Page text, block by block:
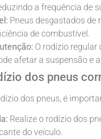
a frequência de
Pneus desgastados de
de combustível.
O rodízio
afetar a suspensão e
dos pneus
dos pneus, é
Realize o rodízio dos
do veículo.